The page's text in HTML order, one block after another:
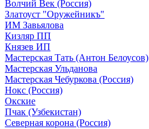
Волчий Век (Россия)
Златоуст "Оружейникъ"
ИМ Завьялова
Кизляр ПП
Князев ИП
Мастерская Тать (Антон Белоусов)
Мастерская Ульданова
Мастерская Чебуркова (Россия)
Нокс (Россия)
Окские
Пчак (Узбекистан)
Северная корона (Россия)